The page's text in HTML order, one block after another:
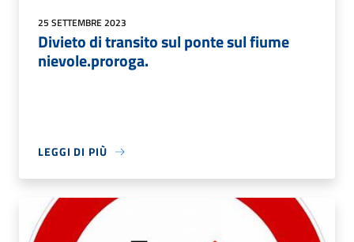
25 SETTEMBRE 2023
Divieto di transito sul ponte sul fiume
nievole.proroga.
LEGGI DI PIÙ